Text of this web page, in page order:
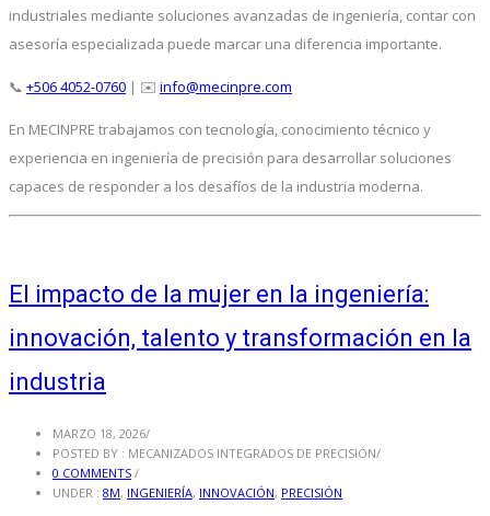
industriales mediante soluciones avanzadas de ingeniería, contar con
asesoría especializada puede marcar una diferencia importante.
📞 +506 4052-0760 | ✉️ info@mecinpre.com
En MECINPRE trabajamos con tecnología, conocimiento técnico y
experiencia en ingeniería de precisión para desarrollar soluciones
capaces de responder a los desafíos de la industria moderna.
El impacto de la mujer en la ingeniería:
innovación, talento y transformación en la
industria
MARZO 18, 2026/
POSTED BY : MECANIZADOS INTEGRADOS DE PRECISIÓN/
0 COMMENTS /
UNDER : 8M, INGENIERÍA, INNOVACIÓN, PRECISIÓN